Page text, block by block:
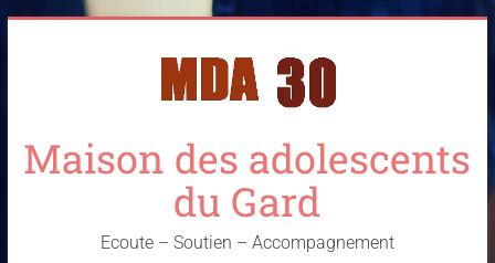
Maison des adolescents
du Gard
Ecoute – Soutien – Accompagnement